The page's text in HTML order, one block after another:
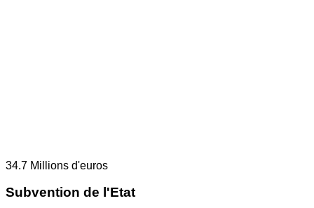
34.7 Millions d'euros
Subvention de l'Etat